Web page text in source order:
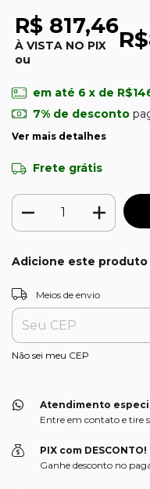
R$ 817,46
À VISTA NO PIX
ou
em até 6 x de
7% de desconto
Ver mais detalhes
Frete grátis
Adicione este produto
Entregas para o CEP:
Meios de envio
Não sei meu CEP
Atendimento
Entre em contato e tire
PIX com DESCONTO!
Ganhe desconto no